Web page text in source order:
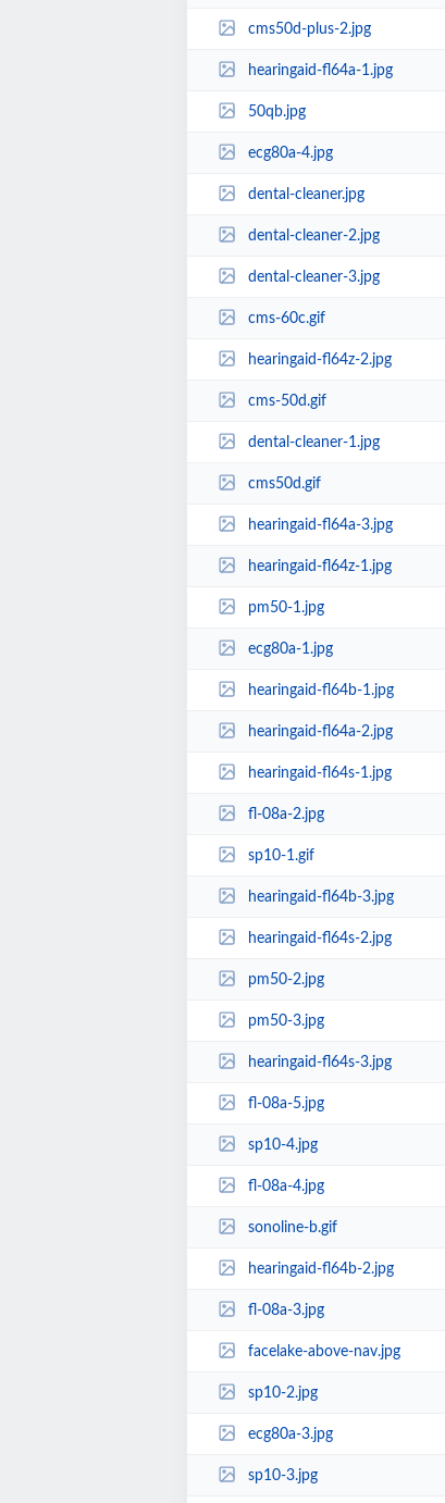
cms50d-plus-2.jpg
hearingaid-fl64a-1.jpg
50qb.jpg
ecg80a-4.jpg
dental-cleaner.jpg
dental-cleaner-2.jpg
dental-cleaner-3.jpg
cms-60c.gif
hearingaid-fl64z-2.jpg
cms-50d.gif
dental-cleaner-1.jpg
cms50d.gif
hearingaid-fl64a-3.jpg
hearingaid-fl64z-1.jpg
pm50-1.jpg
ecg80a-1.jpg
hearingaid-fl64b-1.jpg
hearingaid-fl64a-2.jpg
hearingaid-fl64s-1.jpg
fl-08a-2.jpg
sp10-1.gif
hearingaid-fl64b-3.jpg
hearingaid-fl64s-2.jpg
pm50-2.jpg
pm50-3.jpg
hearingaid-fl64s-3.jpg
fl-08a-5.jpg
sp10-4.jpg
fl-08a-4.jpg
sonoline-b.gif
hearingaid-fl64b-2.jpg
fl-08a-3.jpg
facelake-above-nav.jpg
sp10-2.jpg
ecg80a-3.jpg
sp10-3.jpg